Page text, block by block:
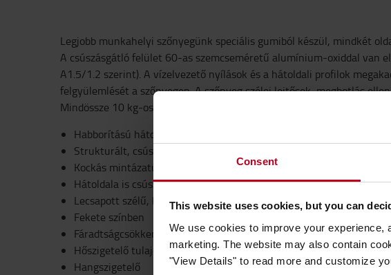
Consent
This website uses cookies, but you can
We use cookies to improve your
marketing. The website may also contain
"View Details" to read more and customize
Legjobb munkahelyi szőnyegünk speciális gumiból készül, mindkét
A csúszásgátló felület 60-as szemcseméretű alumínium-oxiddal van
A1.5/1.2 szerint). A vízelvezető nyílások és a hátoldali profilok
felgyülemlését a szőnyegen. A szőnyeg szélei lejtősek, megbotlás
Mindössze 10 kg-os súlyának köszönhetően ideális mobil
Habborítású hátoldalú PVC szőnyeg
Strukturált, csúszásmentes felület
Kockás mintázatú vagy bordázott felület
Hátoldala is csúszásmentes
Lecsapott szélű, botlás elleni védőperem
Fekete színben
Fáradtságcsökkentő kialakítás
Hőszigetelő tulajdonságú
Hangszigetelő